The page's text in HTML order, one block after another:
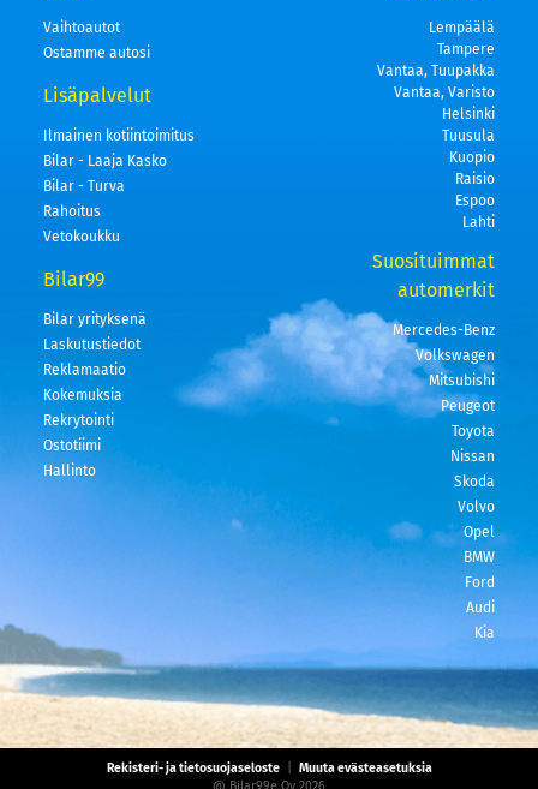
Vaihtoautot
Ostamme autosi
Lisäpalvelut
Ilmainen kotiintoimitus
Bilar - Laaja Kasko
Bilar - Turva
Rahoitus
Vetokoukku
Bilar99
Bilar yrityksenä
Laskutustiedot
Reklamaatio
Kokemuksia
Rekrytointi
Ostotiimi
Hallinto
Lempäälä
Tampere
Vantaa, Tuupakka
Vantaa, Varisto
Helsinki
Tuusula
Kuopio
Raisio
Espoo
Lahti
Suosituimmat
automerkit
Mercedes-Benz
Volkswagen
Mitsubishi
Peugeot
Toyota
Nissan
Skoda
Volvo
Opel
BMW
Ford
Audi
Kia
Rekisteri- ja tietosuojaseloste| Muuta evästeasetuksia
@ Bilar99e Oy 2026